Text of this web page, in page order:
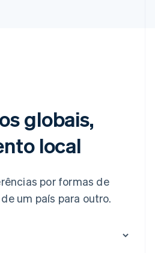
globais,
local
por formas de
um país para outro.